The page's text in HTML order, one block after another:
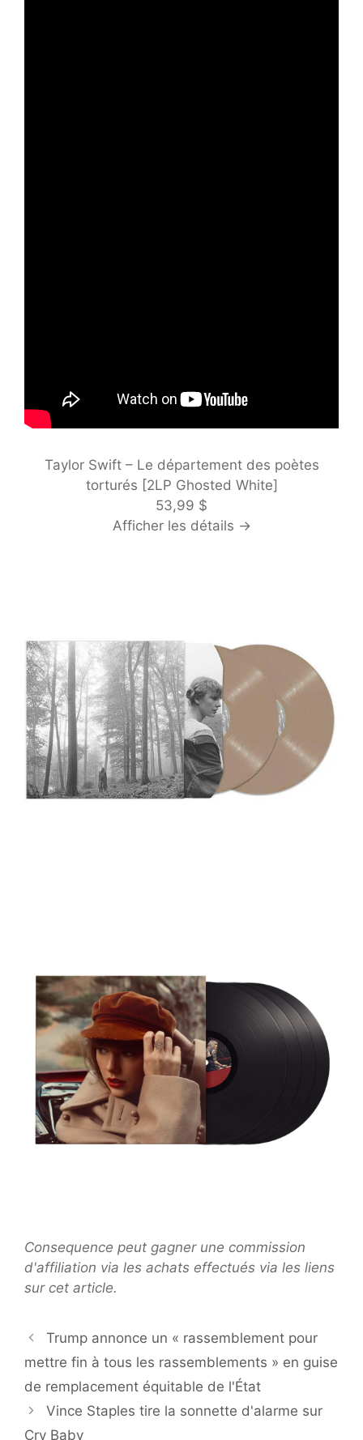
Taylor Swift – Le département des poètes
torturés [2LP Ghosted White]
53,99 $
Afficher les détails →
Consequence peut gagner une commission
d'affiliation via les achats effectués via les liens
sur cet article.
Trump annonce un « rassemblement pour
mettre fin à tous les rassemblements » en guise
de remplacement équitable de l'État
Vince Staples tire la sonnette d'alarme sur
Cry Baby